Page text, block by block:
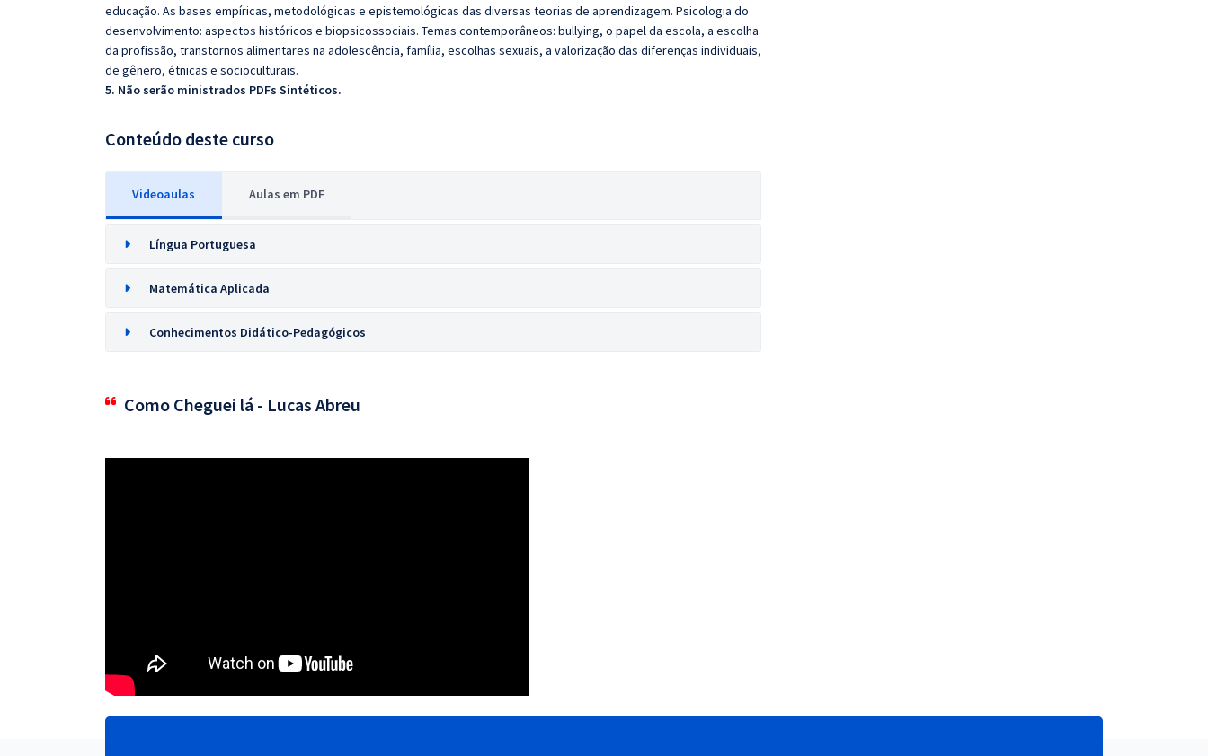
educação. As bases empíricas, metodológicas e epistemológicas das diversas teorias de aprendizagem. Psicologia do
desenvolvimento: aspectos históricos e biopsicossociais. Temas contemporâneos: bullying, o papel da escola, a escolha
da profissão, transtornos alimentares na adolescência, família, escolhas sexuais, a valorização das diferenças individuais,
de gênero, étnicas e socioculturais.
5. Não serão ministrados PDFs Sintéticos.
Conteúdo deste curso
Videoaulas Aulas em PDF
Língua Portuguesa
Matemática Aplicada
Conhecimentos Didático-Pedagógicos
Como Cheguei lá - Lucas Abreu